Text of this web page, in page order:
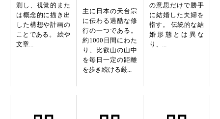
測し、視覚的また
は概念的に描き出
した構想や計画の
ことである。 絵や
文章...
主に日本の天台宗
に伝わる過酷な修
行の一つである。
約1000日間にわた
り、比叡山の山中
を毎日一定の距離
を歩き続ける厳...
の意思だけで勝手
に結婚した夫婦を
指す。 伝統的な結
婚形態とは異な
り、...